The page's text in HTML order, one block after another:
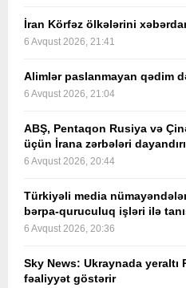
İran Körfəz ölkələrini
6 Avqust 2026, 21:41
Alimlər paslanmayan qədim
6 Avqust 2026, 21:04
ABŞ, Pentaqon Rusiya və
üçün İrana zərbələri
6 Avqust 2026, 20:44
Türkiyəli media
bərpa-quruculuq işləri ilə
6 Avqust 2026, 20:36
Sky News: Ukraynada yeraltı
fəaliyyət göstərir